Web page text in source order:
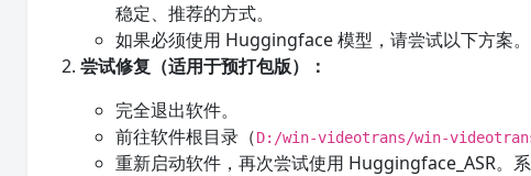
稳定、推荐的方式。
如果必须使用 Huggingface 模型，请尝试以下方案。
尝试修复（适用于预打包版）：
完全退出软件。
前往软件根目录（D:/win-videotrans/win-
重新启动软件，再次尝试使用 Huggingface_ASR。